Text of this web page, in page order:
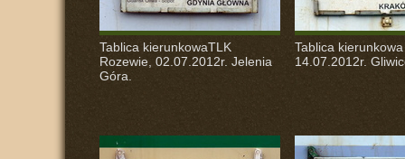
Tablica kierunkowaTLK
Rozewie, 02.07.2012r. Jelenia
Góra.
Tablica
14.07.2012r.